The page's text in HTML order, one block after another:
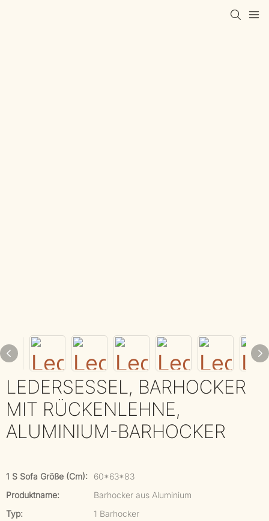
LEDERSESSEL, BARHOCKER
MIT RÜCKENLEHNE,
ALUMINIUM-BARHOCKER
1 S Sofa Größe (cm):
60*63*83
Produktname:
Barhocker aus Aluminium
Typ:
1 Barhocker